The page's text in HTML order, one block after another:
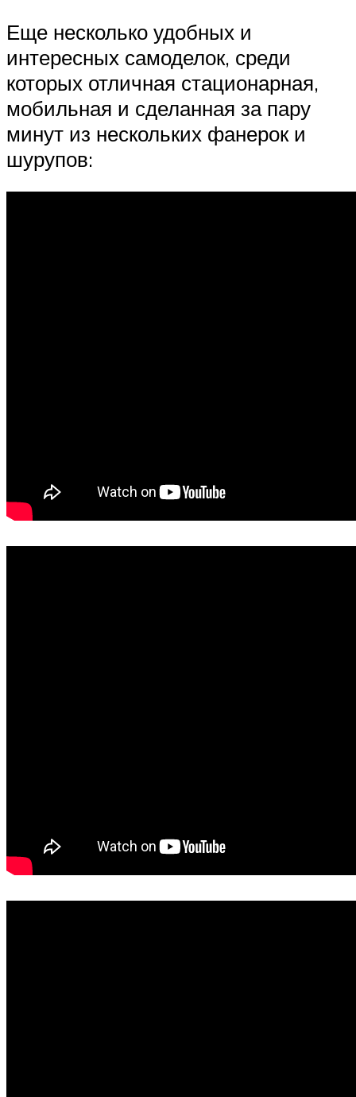
Еще несколько удобных и
интересных самоделок, среди
которых отличная стационарная,
мобильная и сделанная за пару
минут из нескольких фанерок и
шурупов: